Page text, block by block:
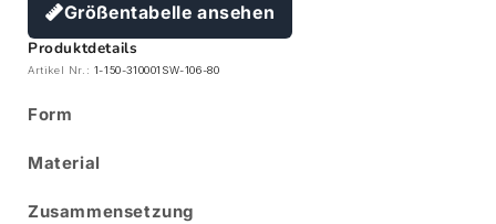
Größentabelle ansehen
Produktdetails
Artikel Nr.: 1-150-310001SW-106-80
Form
Material
Zusammensetzung